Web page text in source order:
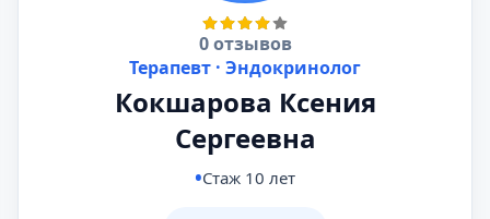
0 отзывов
Терапевт · Эндокринолог
Кокшарова Ксения
Сергеевна
Стаж 10 лет